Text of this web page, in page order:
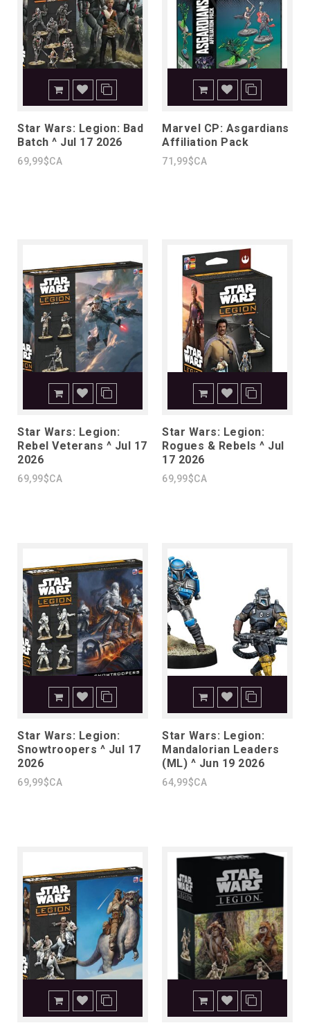
Star Wars: Legion: Bad
Batch ^ Jul 17 2026
69,99$CA
Marvel CP: Asgardians
Affiliation Pack
71,99$CA
Star Wars: Legion:
Rebel Veterans ^ Jul 17
2026
69,99$CA
Star Wars: Legion:
Rogues & Rebels ^ Jul
17 2026
69,99$CA
Star Wars: Legion:
Snowtroopers ^ Jul 17
2026
69,99$CA
Star Wars: Legion:
Mandalorian Leaders
(ML) ^ Jun 19 2026
64,99$CA